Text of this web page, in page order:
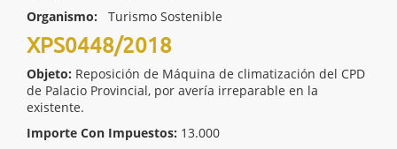
Organismo:
Turismo Sostenible
XPS0448/2018
Objeto: Reposición de Máquina de climatización del CPD
de Palacio Provincial, por avería irreparable en la
existente.
Importe Con Impuestos: 13.000